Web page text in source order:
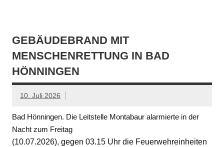
GEBÄUDEBRAND MIT
MENSCHENRETTUNG IN BAD
HÖNNINGEN
10. Juli 2026
Bad Hönningen. Die Leitstelle Montabaur alarmierte in der
Nacht zum Freitag
(10.07.2026), gegen 03.15 Uhr die Feuerwehreinheiten